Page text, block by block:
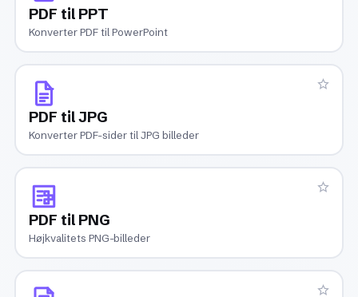
PDF til PPT
Konverter PDF til PowerPoint
PDF til JPG
Konverter PDF-sider til JPG billeder
PDF til PNG
Højkvalitets PNG-billeder